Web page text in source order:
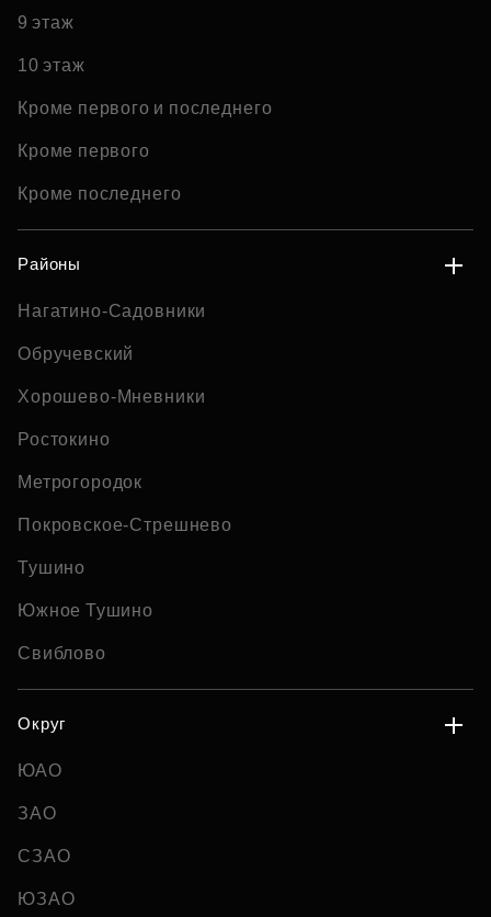
9 этаж
10 этаж
Кроме первого и последнего
Кроме первого
Кроме последнего
Районы
Нагатино-Садовники
Обручевский
Хорошево-Мневники
Ростокино
Метрогородок
Покровское-Стрешнево
Тушино
Южное Тушино
Свиблово
Округ
ЮАО
ЗАО
СЗАО
ЮЗАО